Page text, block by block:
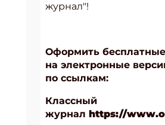
журнал"!
Оформить
на электронные
по ссылкам:
Классный
журнал https://